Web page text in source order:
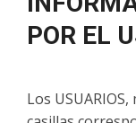
POR EL
Los